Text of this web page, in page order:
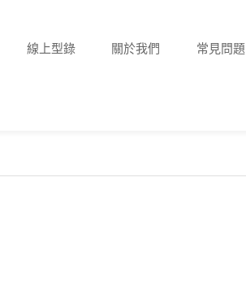
線上型錄 關於我們 常見問題